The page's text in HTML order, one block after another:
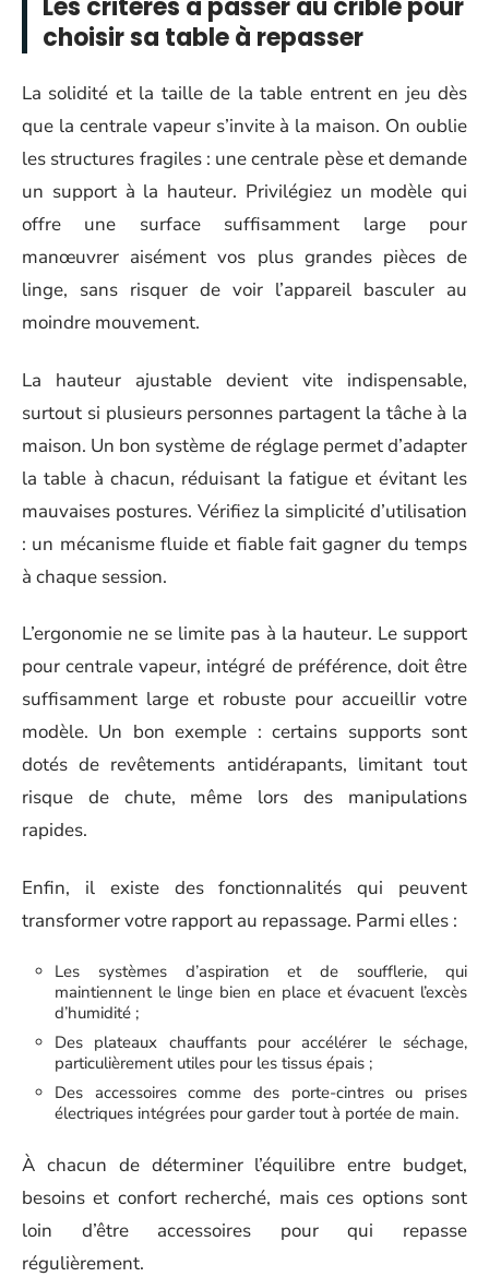
choisir sa table à repasser
La solidité et la taille de la table entrent en jeu dès
que la centrale vapeur s’invite à la maison. On oublie
les structures fragiles : une centrale pèse et demande
un support à la hauteur. Privilégiez un modèle qui
offre une surface suffisamment large pour
manœuvrer aisément vos plus grandes pièces de
linge, sans risquer de voir l’appareil basculer au
moindre mouvement.
La hauteur ajustable devient vite indispensable,
surtout si plusieurs personnes partagent la tâche à la
maison. Un bon système de réglage permet d’adapter
la table à chacun, réduisant la fatigue et évitant les
mauvaises postures. Vérifiez la simplicité d’utilisation
: un mécanisme fluide et fiable fait gagner du temps
à chaque session.
L’ergonomie ne se limite pas à la hauteur. Le support
pour centrale vapeur, intégré de préférence, doit être
suffisamment large et robuste pour accueillir votre
modèle. Un bon exemple : certains supports sont
dotés de revêtements antidérapants, limitant tout
risque de chute, même lors des manipulations
rapides.
Enfin, il existe des fonctionnalités qui peuvent
transformer votre rapport au repassage. Parmi elles :
Les systèmes d’aspiration et de soufflerie, qui
maintiennent le linge bien en place et évacuent l’excès
d’humidité ;
Des plateaux chauffants pour accélérer le séchage,
particulièrement utiles pour les tissus épais ;
Des accessoires comme des porte-cintres ou prises
électriques intégrées pour garder tout à portée de main.
À chacun de déterminer l’équilibre entre budget,
besoins et confort recherché, mais ces options sont
loin d’être accessoires pour qui repasse
régulièrement.